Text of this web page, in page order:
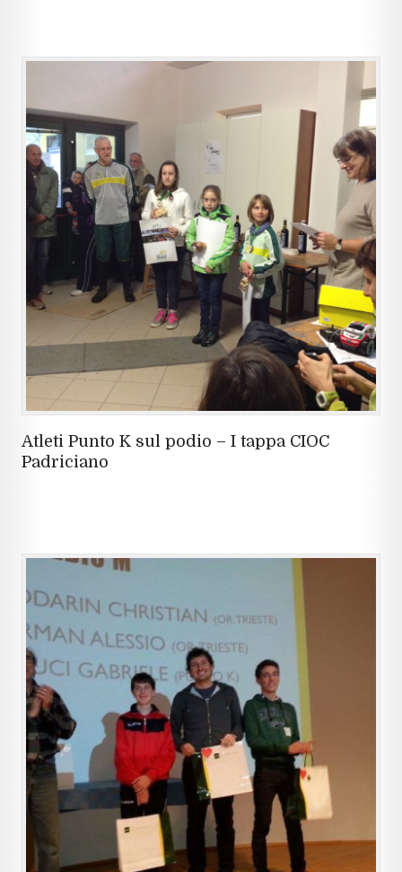
Atleti Punto K sul podio – I tappa CIOC
Padriciano